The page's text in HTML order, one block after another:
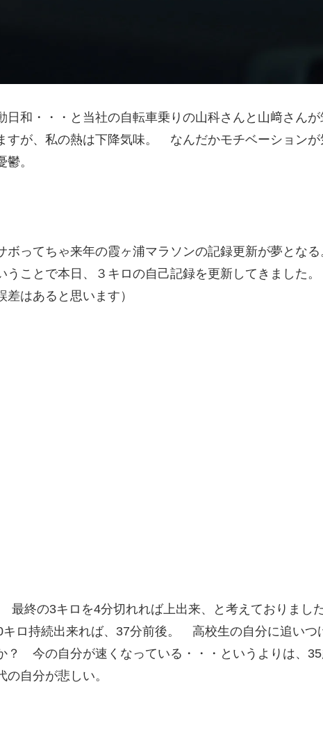
日和・・・と当社の自転車乗りの山科さんと山﨑さん
すが、私の熱は下降気味。 なんだかモチベーションが
。
ボってちゃ来年の霞ヶ浦マラソンの記録更新が夢とな
ことで本日、３キロの自己記録を更新してきました。
はあると思います）
終の3キロを4分切れれば上出来、と考えておりまし
ロ持続出来れば、37分前後。 高校生の自分に追いつ
？ 今の自分が速くなっている・・・というよりは、
の自分が悲しい。